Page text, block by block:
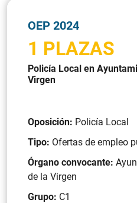
OEP 2024
1 PLAZAS
Policía Local en
Virgen
Oposición: Policía Local
Tipo: Ofertas de empleo
Órgano convocante:
de la Virgen
Grupo: C1